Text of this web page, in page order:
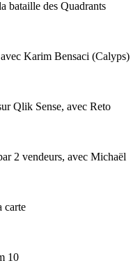
des Quadrants
Karim Bensaci (Calyps)
Qlik Sense, avec Reto
2 vendeurs, avec Michaël
carte
10